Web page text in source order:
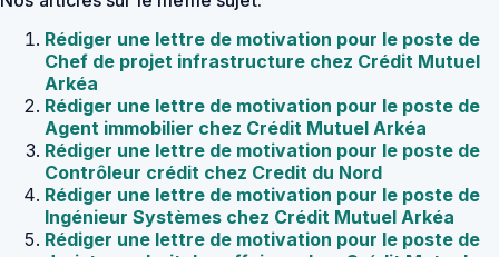
Rédiger une lettre de motivation pour le poste de
Chef de projet infrastructure chez Crédit Mutuel
Arkéa
Rédiger une lettre de motivation pour le poste de
Agent immobilier chez Crédit Mutuel Arkéa
Rédiger une lettre de motivation pour le poste de
Contrôleur crédit chez Credit du Nord
Rédiger une lettre de motivation pour le poste de
Ingénieur Systèmes chez Crédit Mutuel Arkéa
Rédiger une lettre de motivation pour le poste de